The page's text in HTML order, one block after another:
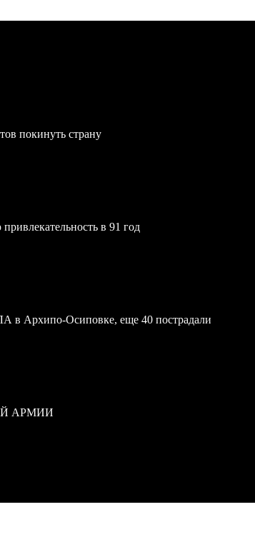
покинуть страну
в 91 год
в Архипо-Осиповке, еще 40 пострадали
АРМИИ